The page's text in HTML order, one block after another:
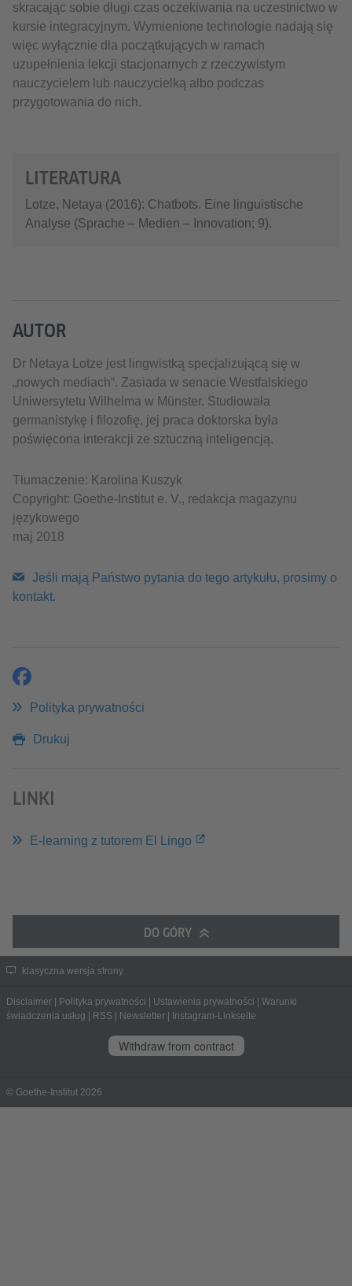
skracając sobie długi czas oczekiwania na uczestnictwo w
kursie integracyjnym. Wymienione technologie nadają się
więc wyłącznie dla początkujących w ramach
uzupełnienia lekcji stacjonarnych z rzeczywistym
nauczycielem lub nauczycielką albo podczas
przygotowania do nich.
LITERATURA
Lotze, Netaya (2016): Chatbots. Eine linguistische
Analyse (Sprache – Medien – Innovation; 9).
AUTOR
Dr Netaya Lotze jest lingwistką specjalizującą się w
„nowych mediach“. Zasiada w senacie Westfalskiego
Uniwersytetu Wilhelma w Münster. Studiowała
germanistykę i filozofię, jej praca doktorska była
poświęcona interakcji ze sztuczną inteligencją.
Tłumaczenie: Karolina Kuszyk
Copyright: Goethe-Institut e. V., redakcja magazynu
językowego
maj 2018
Jeśli mają Państwo pytania do tego artykułu, prosimy o
kontakt.
Udostępnij
Polityka prywatności
Drukuj
LINKI
E-learning z tutorem El Lingo
DO GÓRY
klasyczna wersja strony
Disclaimer Polityka prywatności Ustawienia prywatności
Warunki
świadczenia usług
RSS Newsletter Instagram-Linkseite
Withdraw from contract
© Goethe-Institut 2026